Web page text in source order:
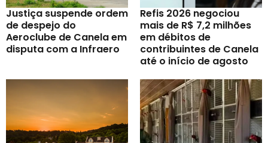
Justiça suspende ordem
de despejo do
Aeroclube de Canela em
disputa com a Infraero
Refis 2026 negociou
mais de R$ 7,2 milhões
em débitos de
contribuintes de Canela
até o início de agosto